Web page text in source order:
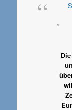
°